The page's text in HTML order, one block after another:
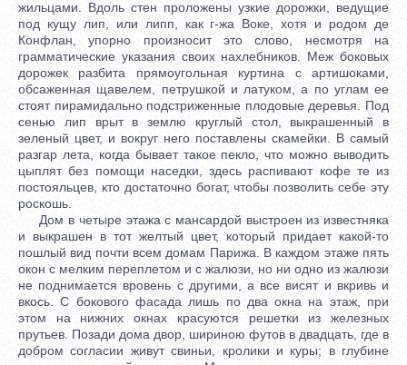
жильцами. Вдоль стен проложены узкие дорожки, ведущие
под кущу лип, или липп, как г-жа Воке, хотя и родом де
Конфлан, упорно произносит это слово, несмотря на
грамматические указания своих нахлебников. Меж боковых
дорожек разбита прямоугольная куртина с артишоками,
обсаженная щавелем, петрушкой и латуком, а по углам ее
стоят пирамидально подстриженные плодовые деревья. Под
сенью лип врыт в землю круглый стол, выкрашенный в
зеленый цвет, и вокруг него поставлены скамейки. В самый
разгар лета, когда бывает такое пекло, что можно выводить
цыплят без помощи наседки, здесь распивают кофе те из
постояльцев, кто достаточно богат, чтобы позволить себе эту
роскошь.
Дом в четыре этажа с мансардой выстроен из известняка
и выкрашен в тот желтый цвет, который придает какой-то
пошлый вид почти всем домам Парижа. В каждом этаже пять
окон с мелким переплетом и с жалюзи, но ни одно из жалюзи
не поднимается вровень с другими, а все висят и вкривь и
вкось. С бокового фасада лишь по два окна на этаж, при
этом на нижних окнах красуются решетки из железных
прутьев. Позади дома двор, шириною футов в двадцать, где в
добром согласии живут свиньи, кролики и куры; в глубине